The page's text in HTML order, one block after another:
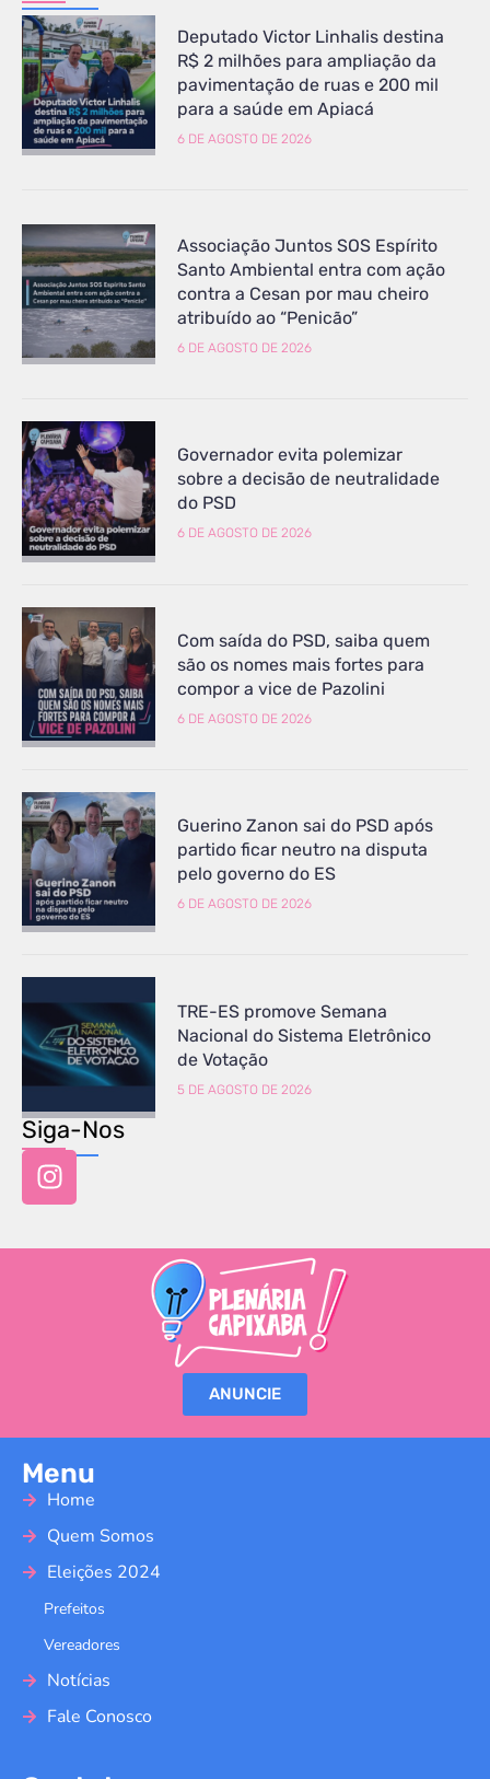
Deputado Victor Linhalis destina
R$ 2 milhões para ampliação da
pavimentação de ruas e 200 mil
para a saúde em Apiacá
6 DE AGOSTO DE 2026
Associação Juntos SOS Espírito
Santo Ambiental entra com ação
contra a Cesan por mau cheiro
atribuído ao “Penicão”
6 DE AGOSTO DE 2026
Governador evita polemizar
sobre a decisão de neutralidade
do PSD
6 DE AGOSTO DE 2026
Com saída do PSD, saiba quem
são os nomes mais fortes para
compor a vice de Pazolini
6 DE AGOSTO DE 2026
Guerino Zanon sai do PSD após
partido ficar neutro na disputa
pelo governo do ES
6 DE AGOSTO DE 2026
TRE-ES promove Semana
Nacional do Sistema Eletrônico
de Votação
5 DE AGOSTO DE 2026
Siga-Nos
ANUNCIE
Menu
Home
Quem Somos
Eleições 2024
Prefeitos
Vereadores
Notícias
Fale Conosco